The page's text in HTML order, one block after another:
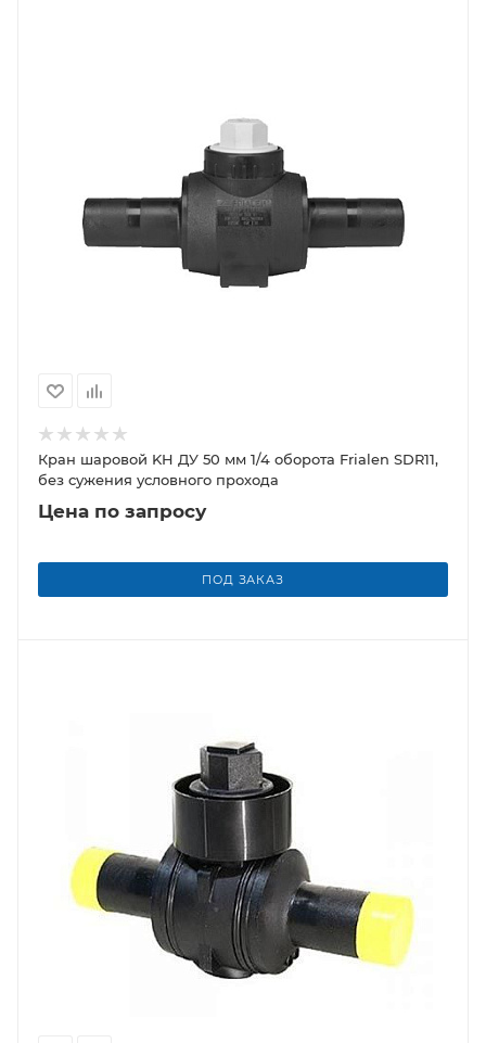
Кран шаровой KH ДУ 50 мм 1/4 оборота Frialen SDR11,
без сужения условного прохода
Цена по запросу
ПОД ЗАКАЗ